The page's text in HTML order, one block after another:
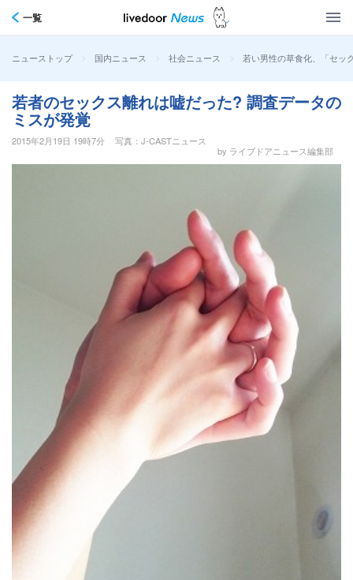
一覧
ニューストップ > 国内ニュース > 社会ニュース > 若い男性の草食化、「セ
若者のセックス離れは嘘だった? 調査データの
ミスが発覚
2015年2月19日 19時7分
写真：J-CASTニュース
by ライブドアニュース編集部